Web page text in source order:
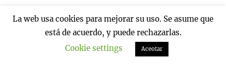
Gracias se ha respondido a su email
La web usa cookies para mejorar su uso. Se asume que
está de acuerdo, y puede rechazarlas.
Cookie settings
Aceotar